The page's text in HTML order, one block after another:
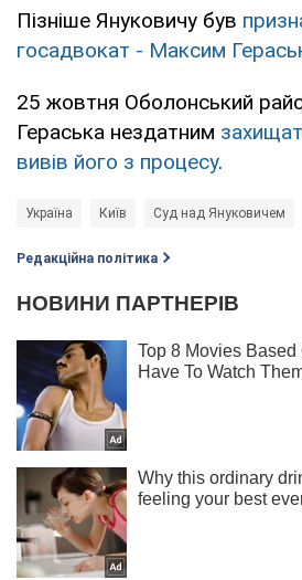
Пізніше Януковичу був
госадвокат - Максим
25 жовтня Оболонський
Гераська нездатним
вивів його з процесу.
Україна Київ Суд над Януковичем
Редакційна політика